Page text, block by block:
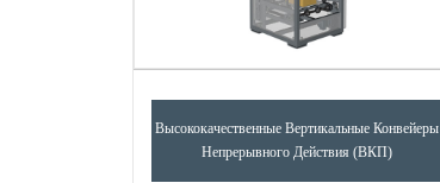
Высококачественные Вертикальные Конвейеры
Непрерывного Действия (ВКП)